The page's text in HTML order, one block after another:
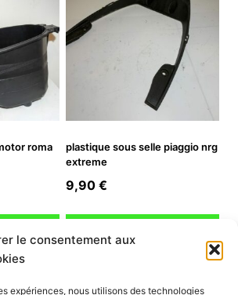
le consentement aux
expériences, nous utilisons des technologies
roma
plastique sous selle piaggio nrg
extreme
9,90 €